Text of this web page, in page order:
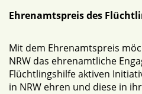
Ehrenamtspreis des
Mit dem Ehrenamtspreis
NRW das ehrenamtliche
Flüchtlingshilfe aktiven
in NRW ehren und diese in